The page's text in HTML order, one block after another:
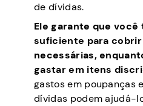
de dívidas.
Ele garante que
suficiente para cobrir
necessárias,
gastar em itens
gastos em poupanças
dívidas podem ajudá-